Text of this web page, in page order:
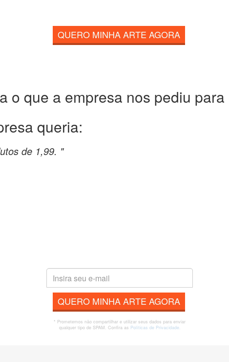
QUERO MINHA ARTE AGORA
o que a empresa nos pediu para
queria:
de 1,99. "
QUERO MINHA ARTE AGORA
* Prometemos não compartilhar e utilizar seus dados para enviar
qualquer tipo de SPAM. Confira as Políticas de Privacidade.